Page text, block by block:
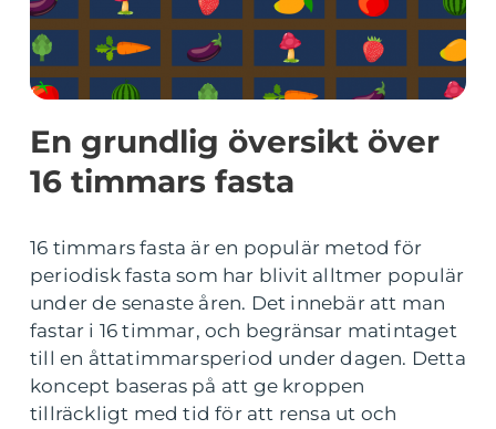
En grundlig översikt över
16 timmars fasta
16 timmars fasta är en populär metod för
periodisk fasta som har blivit alltmer populär
under de senaste åren. Det innebär att man
fastar i 16 timmar, och begränsar matintaget
till en åttatimmarsperiod under dagen. Detta
koncept baseras på att ge kroppen
tillräckligt med tid för att rensa ut och